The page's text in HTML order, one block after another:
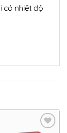
có nhiệt độ